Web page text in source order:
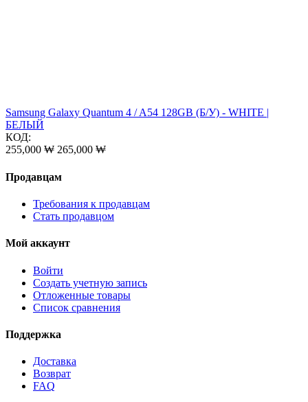
Samsung Galaxy Quantum 4 / A54 128GB (Б/У) - WHITE |
БЕЛЫЙ
КОД:
255,000 ₩ 265,000 ₩
Продавцам
Требования к продавцам
Стать продавцом
Мой аккаунт
Войти
Создать учетную запись
Отложенные товары
Список сравнения
Поддержка
Доставка
Возврат
FAQ